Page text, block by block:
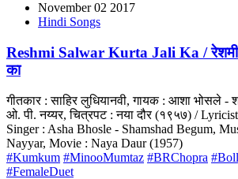
November 02 2017
Hindi Songs
Reshmi Salwar Kurta Jali Ka / रेशमी
का
गीतकार : साहिर लुधियानवी, गायक : आशा भोसले -
ओ. पी. नय्यर, चित्रपट : नया दौर (१९५७) /
Singer : Asha Bhosle - Shamshad Begum,
Nayyar, Movie : Naya Daur (1957)
#Kumkum #MinooMumtaz #BRChopra
#FemaleDuet